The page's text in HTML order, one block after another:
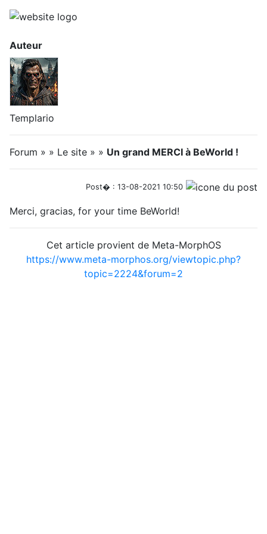
Auteur
Templario
Forum » » Le site » » Un grand MERCI à BeWorld !
Post� : 13-08-2021 10:50
Merci, gracias, for your time BeWorld!
Cet article provient de Meta-MorphOS
https://www.meta-morphos.org/viewtopic.php?
topic=2224&forum=2